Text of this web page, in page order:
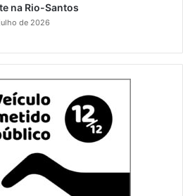
na Rio-Santos
de 2026